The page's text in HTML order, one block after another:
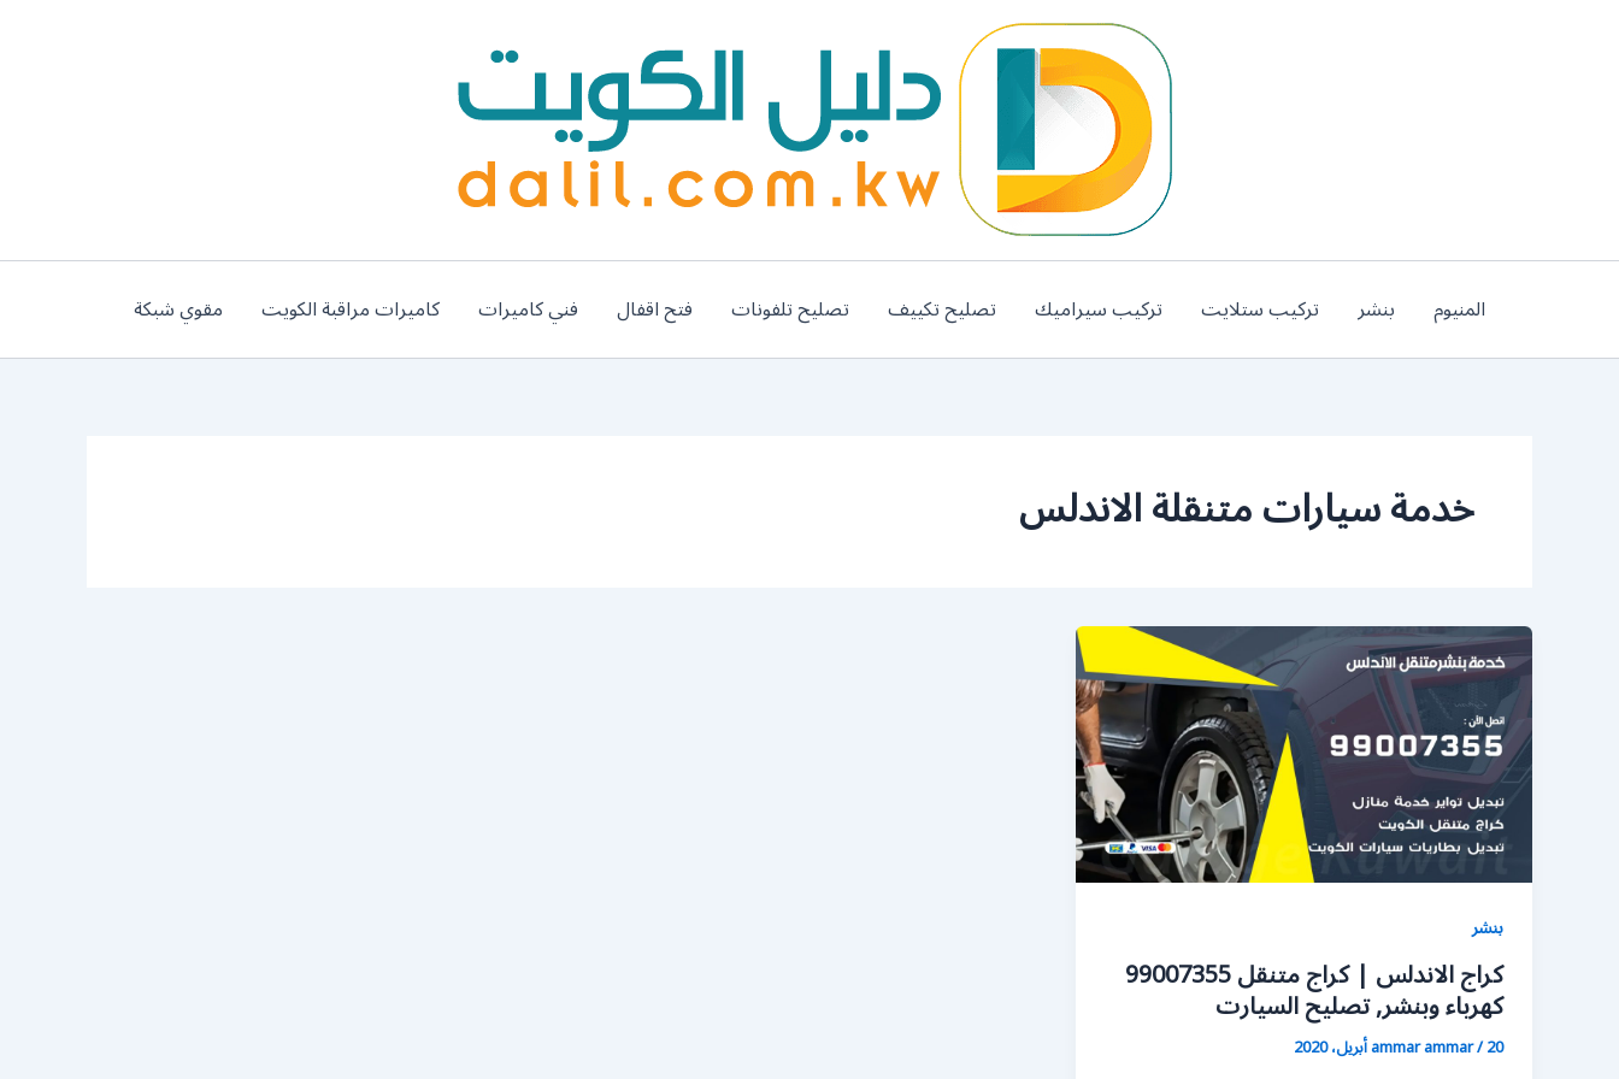
المنيوم بنشر تركيب ستلايت تركيب سيراميك تصليح تكييف تصليح تلفونات فتح اقفال فني كاميرات كاميرات مراقبة الكويت مقوي شبكة
خدمة سيارات متنقلة الاندلس
بنشر
كراج الاندلس | كراج متنقل 99007355
كهرباء وبنشر, تصليح السيارت
ammar ammar/20 أبريل، 2020